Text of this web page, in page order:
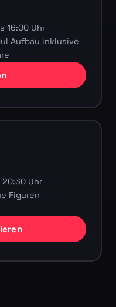
16:00 Uhr
Aufbau inklusive
Uhr
Figuren